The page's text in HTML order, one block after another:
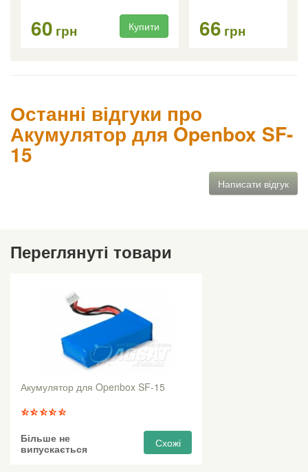
60 грн Купити 66 грн
Останні відгуки про
Акумулятор для Openbox SF-
15
Написати відгук
Переглянуті товари
Акумулятор для Openbox SF-15
Більше не
випускається
Схожі